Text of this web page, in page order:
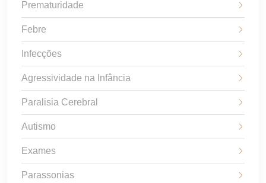
Prematuridade
Febre
Infecções
Agressividade na Infância
Paralisia Cerebral
Autismo
Exames
Parassonias